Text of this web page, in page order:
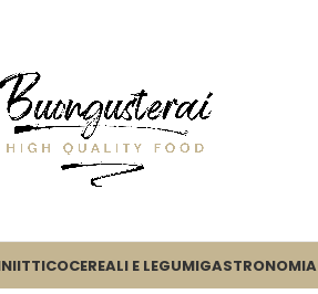
ITTICOCEREALI E LEGUMIGASTRONOMIA